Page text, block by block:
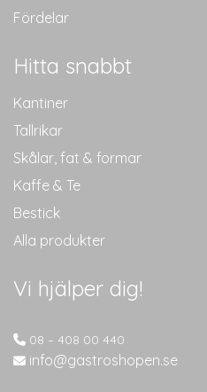
Fördelar
Hitta snabbt
Kantiner
Tallrikar
Skålar, fat & formar
Kaffe & Te
Bestick
Alla produkter
Vi hjälper dig!
08 – 408 00 440
info@gastroshopen.se